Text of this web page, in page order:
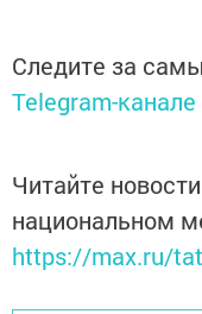
Следите за
Telegram-канале
Читайте
национальном
https://max.ru/